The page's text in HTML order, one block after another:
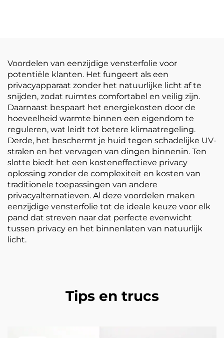
Voordelen van eenzijdige vensterfolie voor
potentiële klanten. Het fungeert als een
privacyapparaat zonder het natuurlijke licht af te
snijden, zodat ruimtes comfortabel en veilig zijn.
Daarnaast bespaart het energiekosten door de
hoeveelheid warmte binnen een eigendom te
reguleren, wat leidt tot betere klimaatregeling.
Derde, het beschermt je huid tegen schadelijke UV-
stralen en het vervagen van dingen binnenin. Ten
slotte biedt het een kosteneffectieve privacy
oplossing zonder de complexiteit en kosten van
traditionele toepassingen van andere
privacyalternatieven. Al deze voordelen maken
eenzijdige vensterfolie tot de ideale keuze voor elk
pand dat streven naar dat perfecte evenwicht
tussen privacy en het binnenlaten van natuurlijk
licht.
Tips en trucs